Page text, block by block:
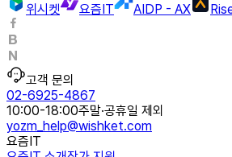
위시켓
요즘IT AIDP - AX
고객 문의
02-6925-4867
10:00-18:00주말·공휴일 제외
yozm_help@wishket.com
요즘IT